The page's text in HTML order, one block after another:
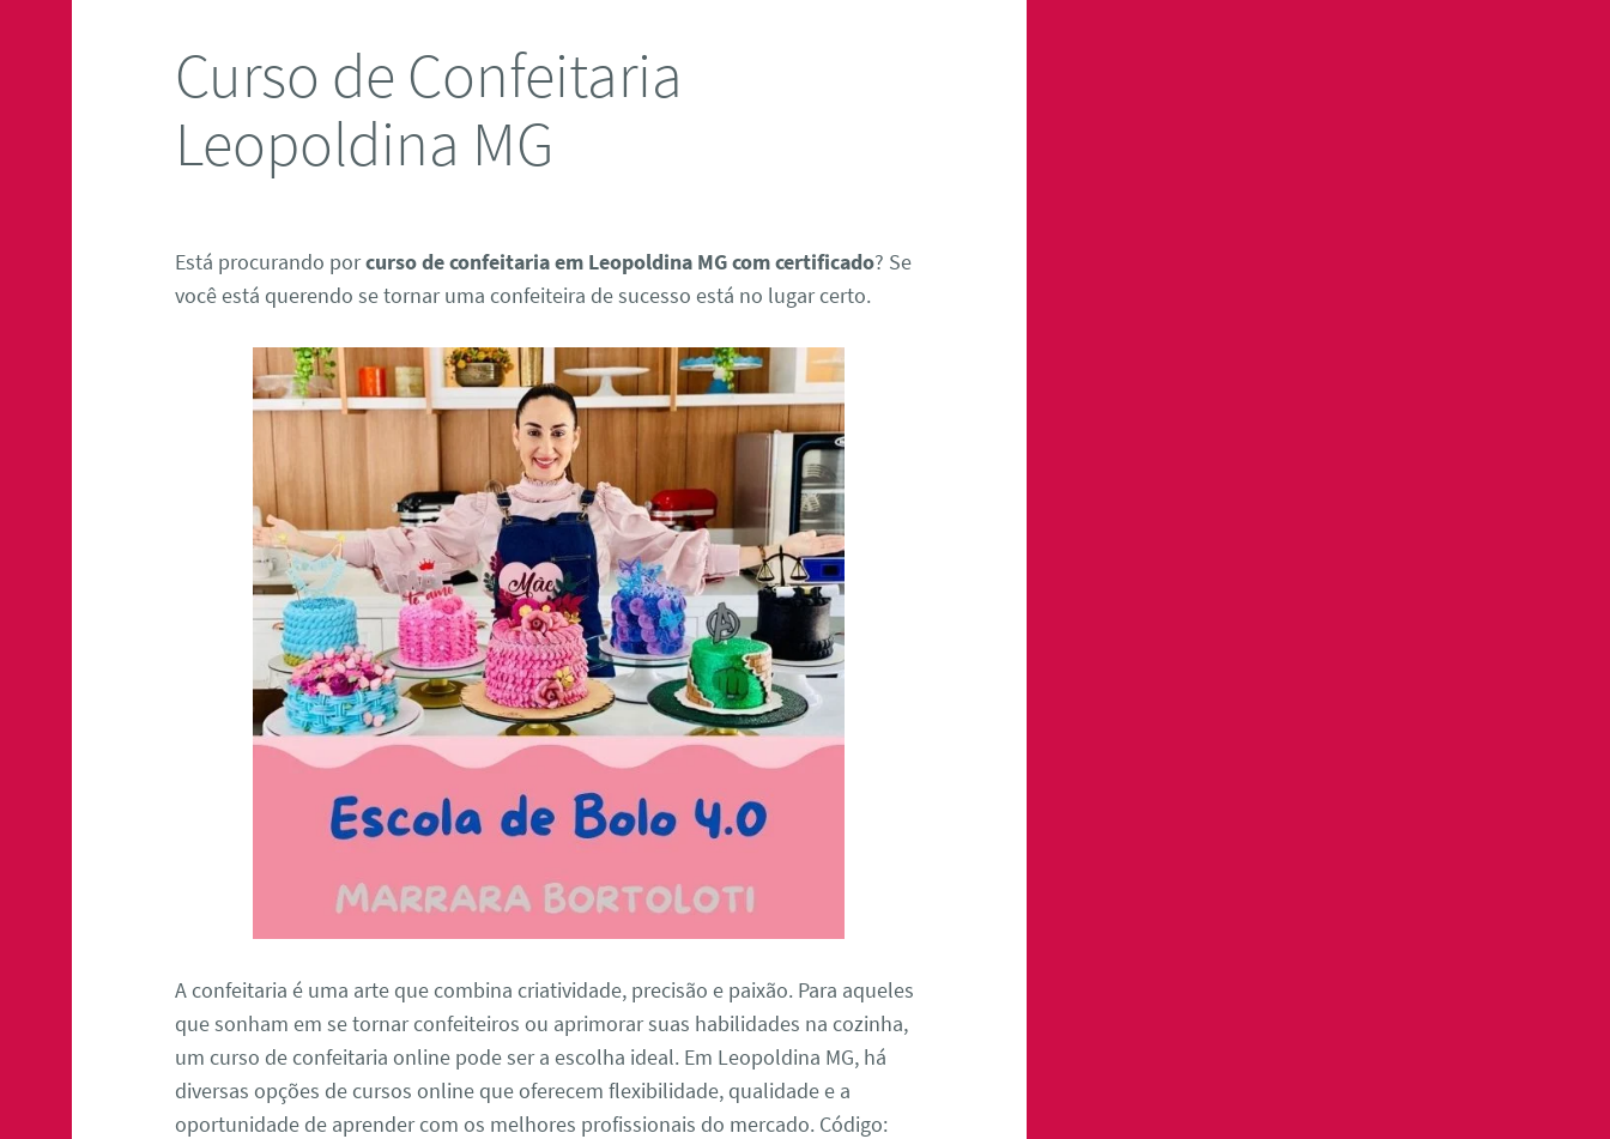
Curso de Confeitaria
Leopoldina MG
Está procurando porcurso de confeitaria em Leopoldina MG com certificado? Se
você está querendo se tornar uma confeiteira de sucesso está no lugar certo.
A confeitaria é uma arte que combina criatividade, precisão e paixão. Para aqueles
que sonham em se tornar confeiteiros ou aprimorar suas habilidades na cozinha,
um curso de confeitaria online pode ser a escolha ideal. Em Leopoldina MG, há
diversas opções de cursos online que oferecem flexibilidade, qualidade e a
oportunidade de aprender com os melhores profissionais do mercado. Código: